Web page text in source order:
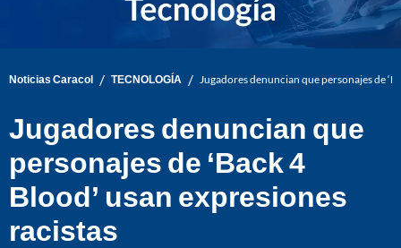
Noticias Caracol / TECNOLOGÍA / Jugadores denuncian que personajes de
Jugadores denuncian que
personajes de ‘Back 4
Blood’ usan expresiones
racistas